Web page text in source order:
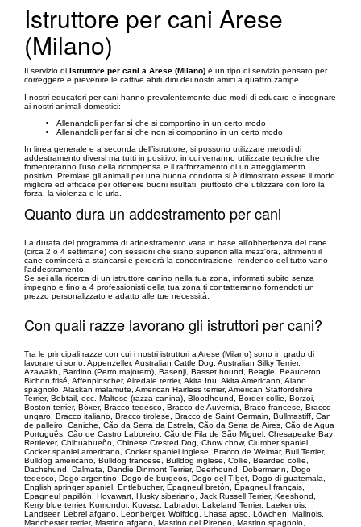
Istruttore per cani Arese
(Milano)
Il servizio di istruttore per cani a Arese (Milano) è un tipo di servizio pensato per
correggere e prevenire le cattive abitudini dei nostri amici a quattro zampe.
I nostri educatori per cani hanno prevalentemente due modi di educare e insegnare
ai nostri animali domestici:
Allenandoli per far sì che si comportino in un certo modo
Allenandoli per far sì che non si comportino in un certo modo
In linea generale e a seconda dell’istruttore, si possono utilizzare metodi di
addestramento diversi ma tutti in positivo, in cui verranno utilizzate tecniche che
fomenteranno l’uso della ricompensa e il rafforzamento di un atteggiamento
positivo. Premiare gli animali per una buona condotta si è dimostrato essere il modo
migliore ed efficace per ottenere buoni risultati, piuttosto che utilizzare con loro la
forza, la violenza e le urla.
Quanto dura un addestramento per cani
La durata del programma di addestramento varia in base all'obbedienza del cane
(circa 2 o 4 settimane) con sessioni che siano superiori alla mezz'ora, altrimenti il
cane comincerà a stancarsi e perderà la concentrazione, rendendo del tutto vano
l'addestramento.
Se sei alla ricerca di un istruttore canino nella tua zona, informati subito senza
impegno e fino a 4 professionisti della tua zona ti contatteranno fornendoti un
prezzo personalizzato e adatto alle tue necessità.
Con quali razze lavorano gli istruttori per cani?
Tra le principali razze con cui i nostri istruttori a Arese (Milano) sono in grado di
lavorare ci sono: Appenzeller, Australian Cattle Dog, Australian Silky Terrier,
Azawakh, Bardino (Perro majorero), Basenji, Basset hound, Beagle, Beauceron,
Bichon frisé, Affenpinscher, Airedale terrier, Akita Inu, Akita Americano, Alano
spagnolo, Alaskan malamute, American Hairless terrier, American Staffordshire
Terrier, Bobtail, ecc. Maltese (razza canina), Bloodhound, Border collie, Borzoi,
Boston terrier, Bóxer, Bracco tedesco, Bracco de Auvernia, Braco francese, Bracco
ungaro, Bracco italiano, Bracco tirolese, Bracco de Saint Germain, Bullmastiff, Can
de palleiro, Caniche, Cão da Serra da Estrela, Cão da Serra de Aires, Cão de Agua
Português, Cão de Castro Laboreiro, Cão de Fila de São Miguel, Chesapeake Bay
Retriever, Chihuahueño, Chinese Crested Dog, Chow chow, Clumber spaniel,
Cocker spaniel americano, Cocker spaniel inglese, Bracco de Weimar, Bull Terrier,
Bulldog americano, Bulldog francese, Bulldog inglese, Collie, Bearded collie,
Dachshund, Dalmata, Dandie Dinmont Terrier, Deerhound, Dobermann, Dogo
tedesco, Dogo argentino, Dogo de burdeos, Dogo del Tíbet, Dogo di guatemala,
English springer spaniel, Entlebucher, Épagneul bretón, Épagneul français,
Epagneul papillón, Hovawart, Husky siberiano, Jack Russell Terrier, Keeshond,
Kerry blue terrier, Komondor, Kuvasz, Labrador, Lakeland Terrier, Laekenois,
Landseer, Lebrel afgano, Leonberger, Wolfdog, Lhasa apso, Löwchen, Malinois,
Manchester terrier, Mastino afgano, Mastino del Pireneo, Mastino spagnolo,